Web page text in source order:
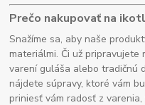
Prečo nakupovať na
Snažíme sa, aby naše
materiálmi. Či už
varení guláša alebo tradičnú
nájdete súpravy, ktoré vám
priniesť vám radosť z